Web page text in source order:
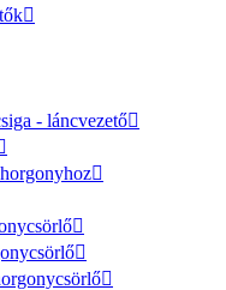
- láncvezető